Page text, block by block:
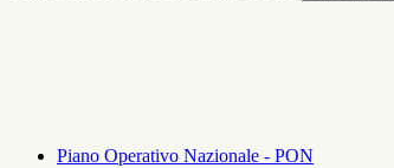
Piano Operativo Nazionale - PON